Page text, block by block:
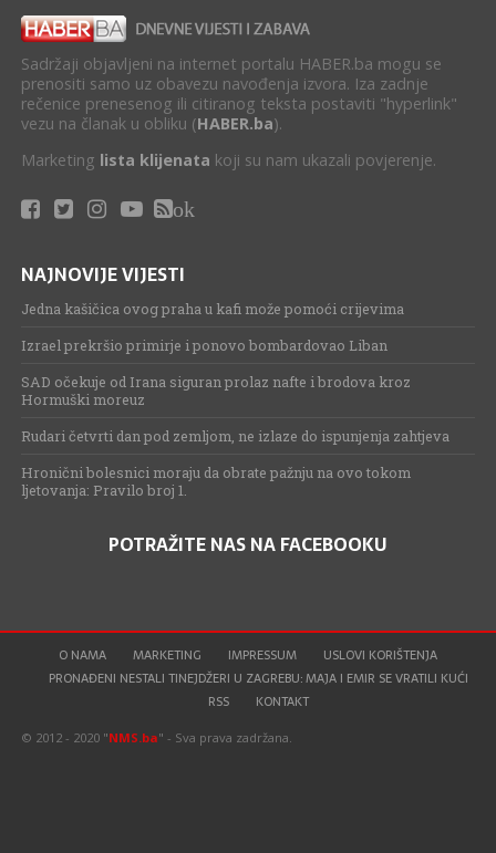
Sadržaji objavljeni na internet portalu HABER.ba mogu se
prenositi samo uz obavezu navođenja izvora. Iza zadnje
rečenice prenesenog ili citiranog teksta postaviti "hyperlink"
vezu na članak u obliku (HABER.ba).
Marketing lista klijenata koji su nam ukazali povjerenje.
ok
NAJNOVIJE VIJESTI
Jedna kašičica ovog praha u kafi može pomoći crijevima
Izrael prekršio primirje i ponovo bombardovao Liban
SAD očekuje od Irana siguran prolaz nafte i brodova kroz
Hormuški moreuz
Rudari četvrti dan pod zemljom, ne izlaze do ispunjenja zahtjeva
Hronični bolesnici moraju da obrate pažnju na ovo tokom
ljetovanja: Pravilo broj 1.
POTRAŽITE NAS NA FACEBOOKU
O NAMA MARKETING IMPRESSUM
USLOVI KORIŠTENJA
PRONAĐENI NESTALI TINEJDŽERI U ZAGREBU: MAJA I EMIR SE VRATILI KUĆI
RSS
KONTAKT
© 2012 - 2020 "NMS.ba" - Sva prava zadržana.